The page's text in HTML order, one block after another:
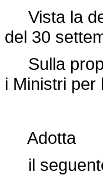
Vista la
del 30
Sulla
i Ministri per
Adotta
il